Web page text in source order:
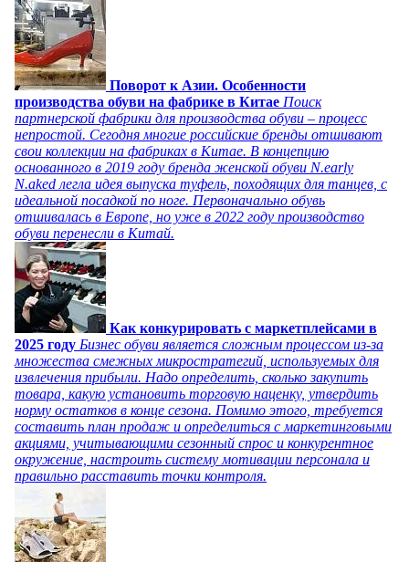
Поворот к Азии. Особенности
производства обуви на фабрике в Китае Поиск
партнерской фабрики для производства обуви – процесс
непростой. Сегодня многие российские бренды отшивают
свои коллекции на фабриках в Китае. В концепцию
основанного в 2019 году бренда женской обуви N.early
N.aked легла идея выпуска туфель, походящих для танцев, с
идеальной посадкой по ноге. Первоначально обувь
отшивалась в Европе, но уже в 2022 году производство
обуви перенесли в Китай.
Как конкурировать с маркетплейсами в
2025 году Бизнес обуви является сложным процессом из-за
множества смежных микростратегий, используемых для
извлечения прибыли. Надо определить, сколько закупить
товара, какую установить торговую наценку, утвердить
норму остатков в конце сезона. Помимо этого, требуется
составить план продаж и определиться с маркетинговыми
акциями, учитывающими сезонный спрос и конкурентное
окружение, настроить систему мотивации персонала и
правильно расставить точки контроля.